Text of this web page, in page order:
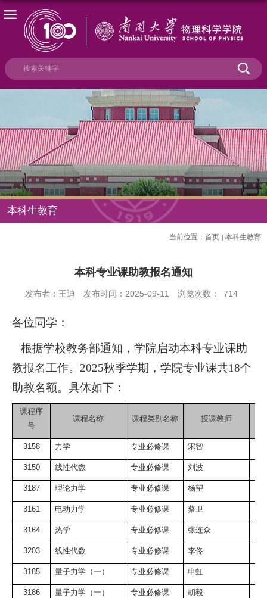
本科生教育
当前位置： 首页 本科生教育
本科专业课助教报名通知
发布者：王迪 发布时间：2025-09-11 浏览次数： 714
各位同学：
根据学校教务部通知，学院启动本科专业课助
教报名工作。 2025秋季学期，学院专业课共18个
助教名额。具体如下：
课程序
号
课程名称 课程类别名称 授课教师
3158 力学 专业必修课 宋智
3150 线性代数 专业必修课 刘波
3187 理论力学 专业必修课 杨望
3161 电动力学 专业必修课 蔡卫
3164 热学 专业必修课 张连众
3203 线性代数 专业必修课 李佟
3185 量子力学（一） 专业必修课 申虹
3186 量子力学（一） 专业必修课 胡毅